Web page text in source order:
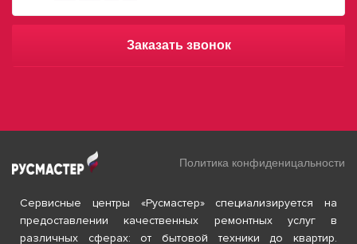
Заказать звонок
Политика конфиденицальности
Сервисные центры «Русмастер» специализируется на
предоставлении качественных ремонтных услуг в
различных сферах: от бытовой техники до квартир.